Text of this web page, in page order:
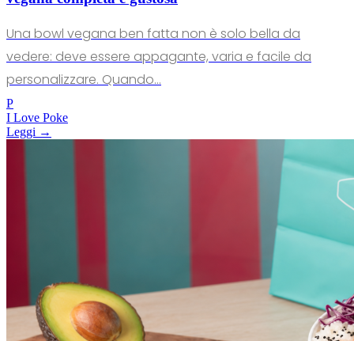
Una bowl vegana ben fatta non è solo bella da
vedere: deve essere appagante, varia e facile da
personalizzare. Quando...
P
I Love Poke
Leggi →